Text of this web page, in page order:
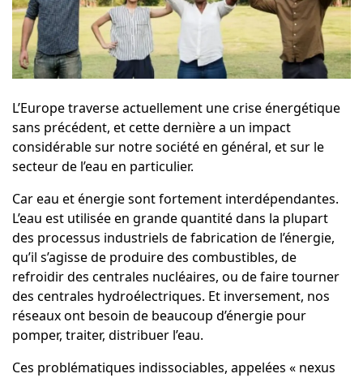
L’Europe traverse actuellement une crise énergétique
sans précédent, et cette dernière a un impact
considérable sur notre société en général, et sur le
secteur de l’eau en particulier.
Car eau et énergie sont fortement interdépendantes.
L’eau est utilisée en grande quantité dans la plupart
des processus industriels de fabrication de l’énergie,
qu’il s’agisse de produire des combustibles, de
refroidir des centrales nucléaires, ou de faire tourner
des centrales hydroélectriques. Et inversement, nos
réseaux ont besoin de beaucoup d’énergie pour
pomper, traiter, distribuer l’eau.
Ces problématiques indissociables, appelées « nexus